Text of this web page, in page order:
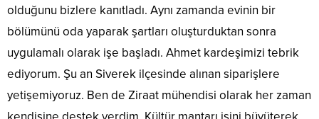
olduğunu bizlere kanıtladı. Aynı zamanda evinin bir
bölümünü oda yaparak şartları oluşturduktan sonra
uygulamalı olarak işe başladı. Ahmet kardeşimizi tebrik
ediyorum. Şu an Siverek ilçesinde alınan siparişlere
yetişemiyoruz. Ben de Ziraat mühendisi olarak her zaman